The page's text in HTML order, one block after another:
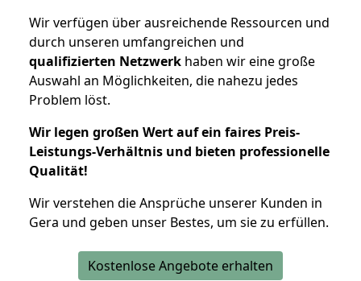
Wir verfügen über ausreichende Ressourcen und
durch unseren umfangreichen und
qualifizierten Netzwerk haben wir eine große
Auswahl an Möglichkeiten, die nahezu jedes
Problem löst.
Wir legen großen Wert auf ein faires Preis-
Leistungs-Verhältnis und bieten professionelle
Qualität!
Wir verstehen die Ansprüche unserer Kunden in
Gera und geben unser Bestes, um sie zu erfüllen.
Kostenlose Angebote erhalten